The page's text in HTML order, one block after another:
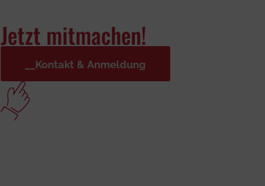
Jetzt mitmachen!
Kontakt & Anmeldung